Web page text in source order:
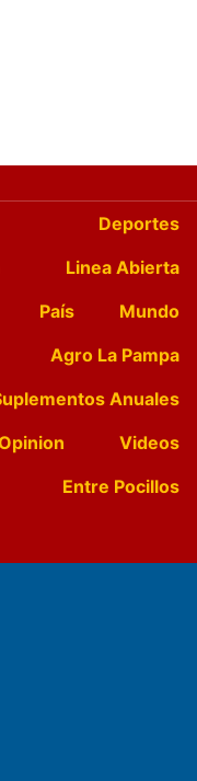
Deportes
Linea Abierta
País
Mundo
Agro La Pampa
Anuales
Videos
Entre Pocillos